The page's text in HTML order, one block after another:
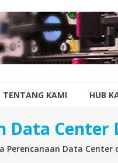
TENTANG KAMI HUB
Data Center
Perencanaan Data Center